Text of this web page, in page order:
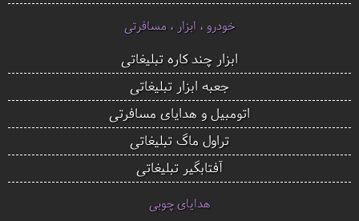
خودرو ، ابزار ، مسافرتی
ابزار چند کاره تبلیغاتی
جعبه ابزار تبلیغاتی
اتومبیل و هدایای مسافرتی
تراول ماگ تبلیغاتی
آفتابگیر تبلیغاتی
هدایای چوبی